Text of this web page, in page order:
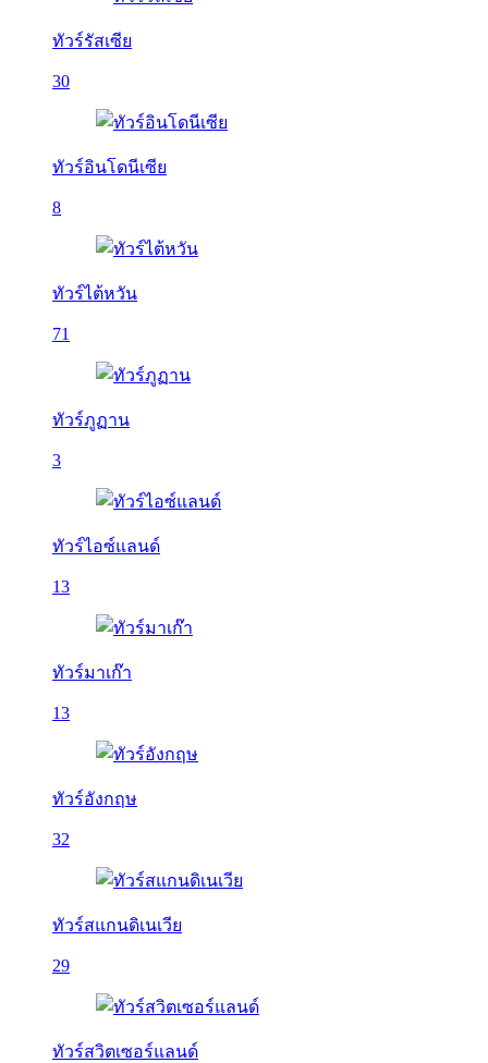
ทัวร์รัสเซีย
30
ทัวร์อินโดนีเซีย
8
ทัวร์ไต้หวัน
71
ทัวร์ภูฏาน
3
ทัวร์ไอซ์แลนด์
13
ทัวร์มาเก๊า
13
ทัวร์อังกฤษ
32
ทัวร์สแกนดิเนเวีย
29
ทัวร์สวิตเซอร์แลนด์